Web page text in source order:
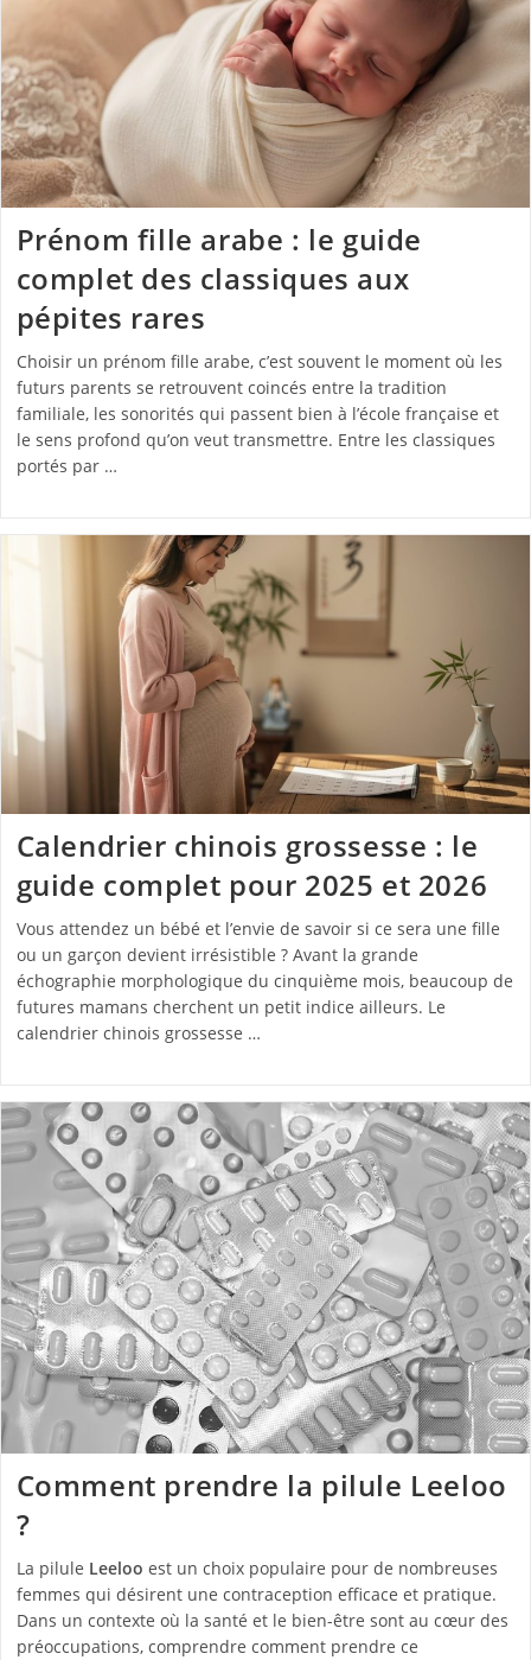
Prénom fille arabe : le guide
complet des classiques aux
pépites rares
Choisir un prénom fille arabe, c’est souvent le moment où les
futurs parents se retrouvent coincés entre la tradition
familiale, les sonorités qui passent bien à l’école française et
le sens profond qu’on veut transmettre. Entre les classiques
portés par …
Calendrier chinois grossesse : le
guide complet pour 2025 et 2026
Vous attendez un bébé et l’envie de savoir si ce sera une fille
ou un garçon devient irrésistible ? Avant la grande
échographie morphologique du cinquième mois, beaucoup de
futures mamans cherchent un petit indice ailleurs. Le
calendrier chinois grossesse …
Comment prendre la pilule Leeloo
?
La pilule Leeloo est un choix populaire pour de nombreuses
femmes qui désirent une contraception efficace et pratique.
Dans un contexte où la santé et le bien-être sont au cœur des
préoccupations, comprendre comment prendre ce